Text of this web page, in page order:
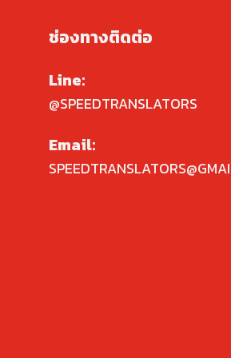
ช่องทางติดต่อ
Line:
@SPEEDTRANSLATORS
Email: